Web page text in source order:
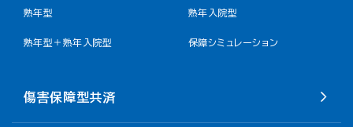
熟年型 熟年入院型
熟年型＋熟年入院型 保障シミュレーション
傷害保障型共済